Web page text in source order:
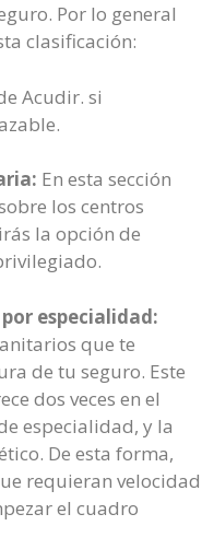
Por lo general
clasificación:
Acudir. si
En esta sección
los centros
la opción de
especialidad:
que te
de tu seguro. Este
dos veces en el
especialidad, y la
De esta forma,
requieran velocidad
el cuadro